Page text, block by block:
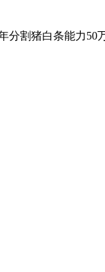
割猪白条能力